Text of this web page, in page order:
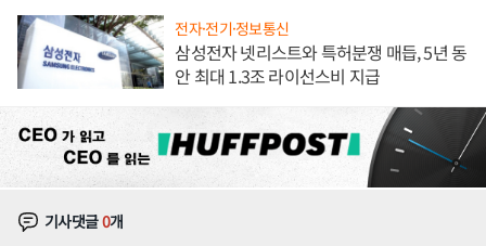
전자·전기·정보통신
삼성전자 넷리스트와 특허분쟁 매듭, 5년 동
안 최대 1.3조 라이선스비 지급
기사댓글0개